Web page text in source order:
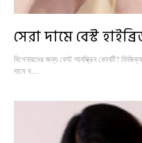
সেরা দামে বেস্ট
বিগেনারদের জন্য বেস্ট সানস্ক্রিন কোনটি?
দামে ব…